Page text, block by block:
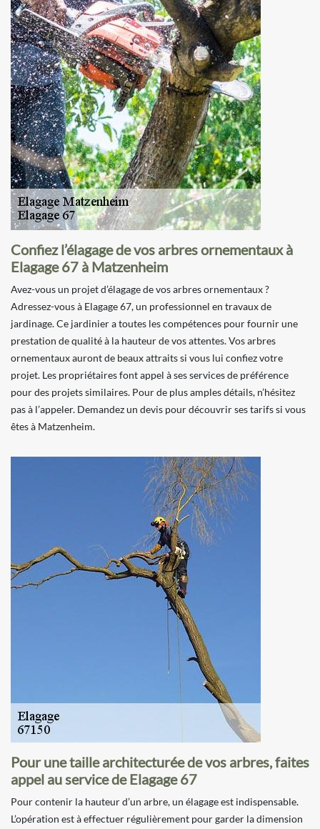
Confiez l’élagage de vos arbres ornementaux à
Elagage 67 à Matzenheim
Avez-vous un projet d’élagage de vos arbres ornementaux ?
Adressez-vous à Elagage 67, un professionnel en travaux de
jardinage. Ce jardinier a toutes les compétences pour fournir une
prestation de qualité à la hauteur de vos attentes. Vos arbres
ornementaux auront de beaux attraits si vous lui confiez votre
projet. Les propriétaires font appel à ses services de préférence
pour des projets similaires. Pour de plus amples détails, n’hésitez
pas à l’appeler. Demandez un devis pour découvrir ses tarifs si vous
êtes à Matzenheim.
Pour une taille architecturée de vos arbres, faites
appel au service de Elagage 67
Pour contenir la hauteur d’un arbre, un élagage est indispensable.
L’opération est à effectuer régulièrement pour garder la dimension